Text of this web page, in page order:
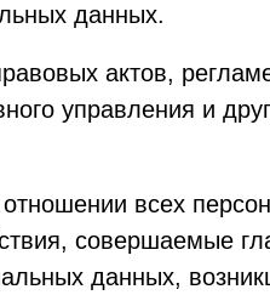
данных.
актов,
управления и
всех
совершаемые
данных,